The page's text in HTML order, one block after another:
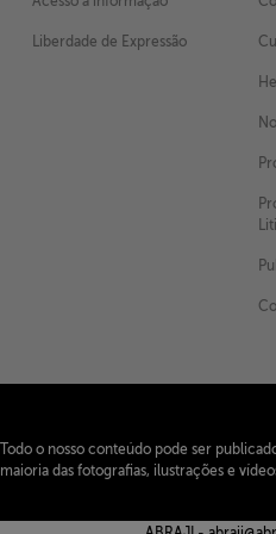
Liberdade de Expressão
Todo o nosso conteúdo pode ser
maioria das fotografias, ilustrações e